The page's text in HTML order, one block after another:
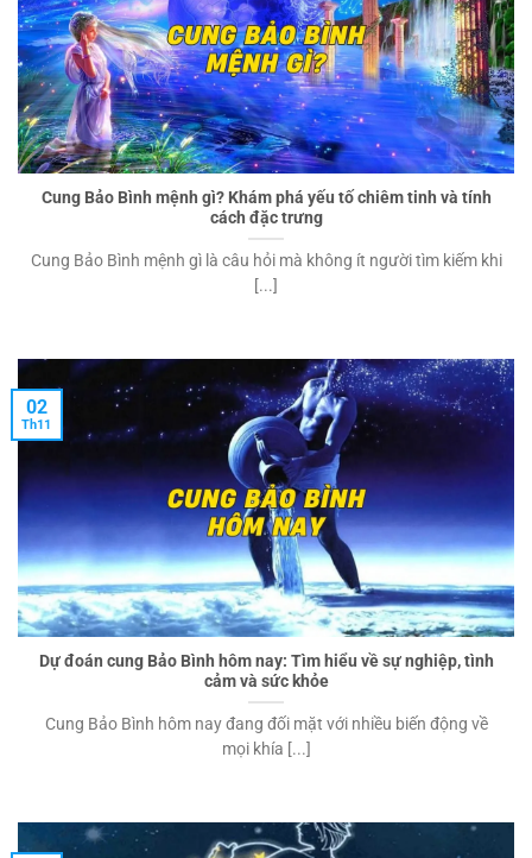
Cung Bảo Bình mệnh gì? Khám phá yếu tố chiêm tinh và tính
cách đặc trưng
Cung Bảo Bình mệnh gì là câu hỏi mà không ít người tìm kiếm khi
[...]
Dự đoán cung Bảo Bình hôm nay: Tìm hiểu về sự nghiệp, tình
cảm và sức khỏe
Cung Bảo Bình hôm nay đang đối mặt với nhiều biến động về
mọi khía [...]
02
Th11